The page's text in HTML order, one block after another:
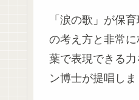
「涙の歌」が保
の考え方と非常
葉で表現できる
ン博士が提唱しま